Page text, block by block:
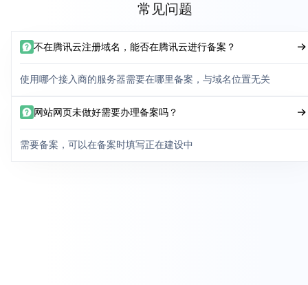
常见问题
不在腾讯云注册域名，能否在腾讯云进行备案？
使用哪个接入商的服务器需要在哪里备案，与域名位置无关
网站网页未做好需要办理备案吗？
需要备案，可以在备案时填写正在建设中